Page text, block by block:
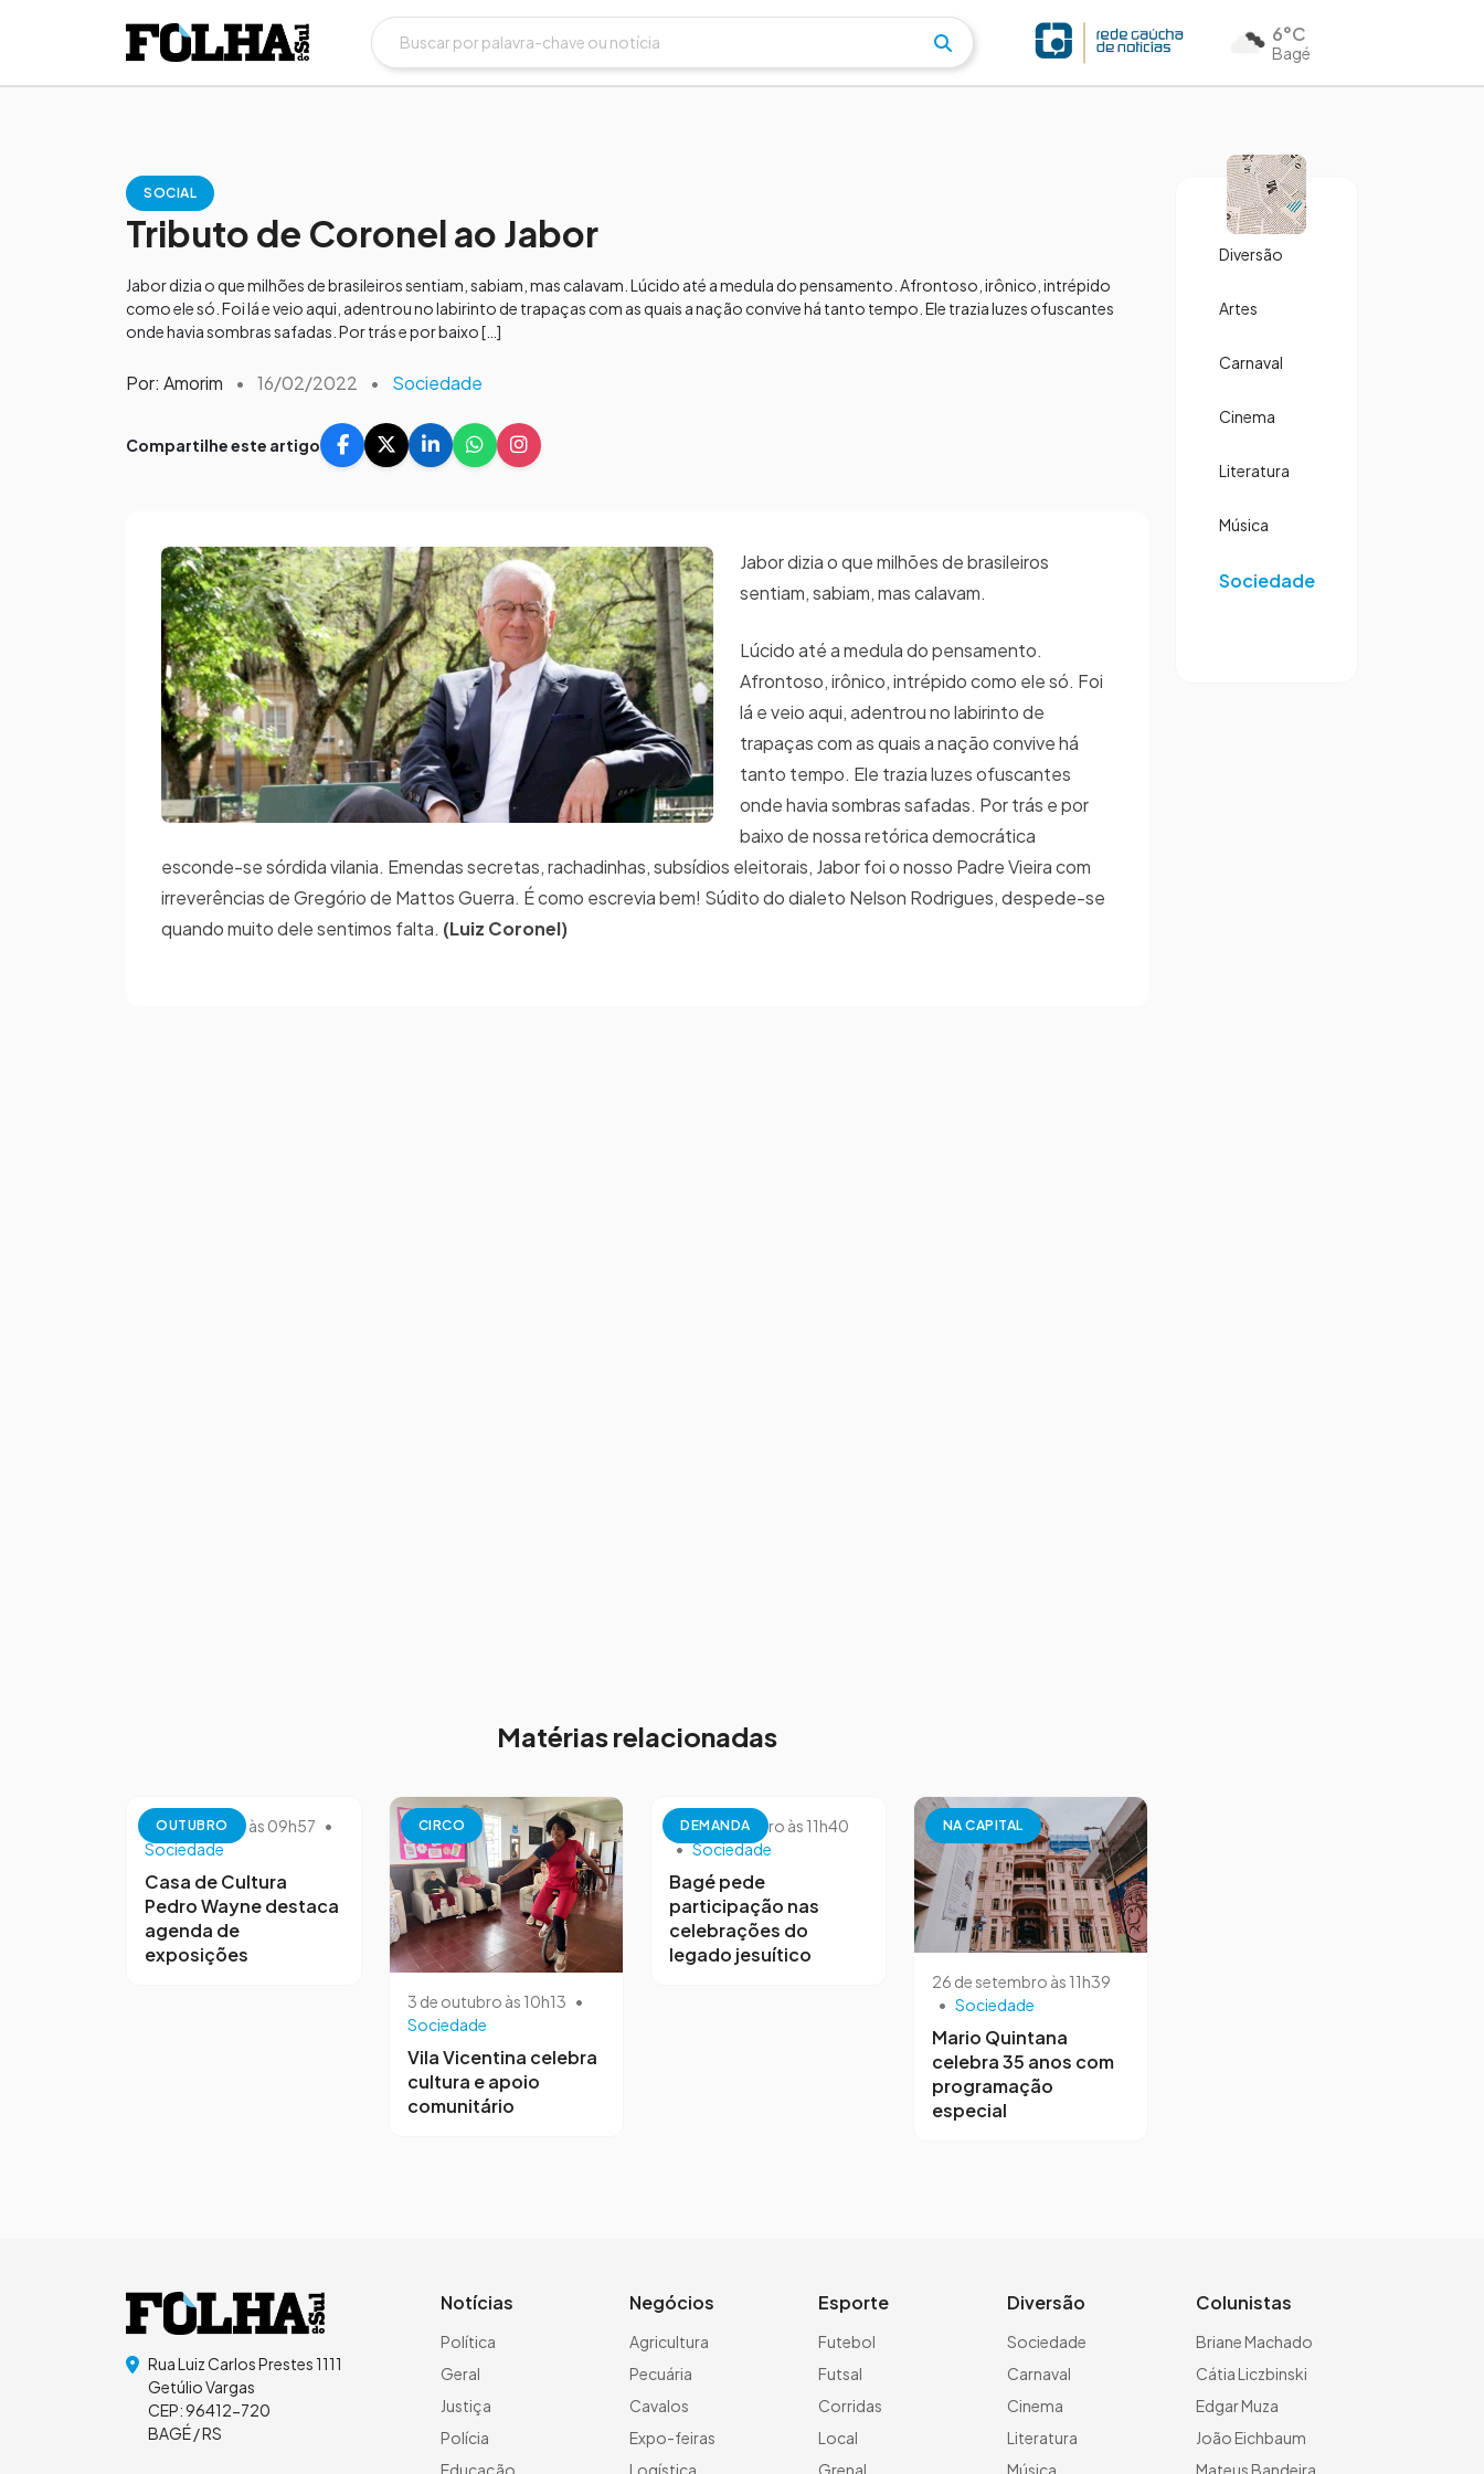
6°C
Bagé
SOCIAL
Tributo de Coronel ao Jabor
Jabor dizia o que milhões de brasileiros sentiam, sabiam, mas calavam. Lúcido até a medula do pensamento. Afrontoso, irônico, intrépido
como ele só. Foi lá e veio aqui, adentrou no labirinto de trapaças com as quais a nação convive há tanto tempo. Ele trazia luzes ofuscantes
onde havia sombras safadas. Por trás e por baixo […]
Por: Amorim • 16/02/2022 • Sociedade
Compartilhe este artigo
Jabor dizia o que milhões de brasileiros
sentiam, sabiam, mas calavam.
Lúcido até a medula do pensamento.
Afrontoso, irônico, intrépido como ele só. Foi
lá e veio aqui, adentrou no labirinto de
trapaças com as quais a nação convive há
tanto tempo. Ele trazia luzes ofuscantes
onde havia sombras safadas. Por trás e por
baixo de nossa retórica democrática
esconde-se sórdida vilania. Emendas secretas, rachadinhas, subsídios eleitorais, Jabor foi o nosso Padre Vieira com
irreverências de Gregório de Mattos Guerra. É como escrevia bem! Súdito do dialeto Nelson Rodrigues, despede-se
quando muito dele sentimos falta. (Luiz Coronel)
Matérias relacionadas
OUTUBRO
13 de outubro às 09h57 •
Sociedade
Casa de Cultura
Pedro Wayne destaca
agenda de
exposições
CIRCO
3 de outubro às 10h13 •
Sociedade
Vila Vicentina celebra
cultura e apoio
comunitário
DEMANDA
26 de setembro às 11h40
• Sociedade
Bagé pede
participação nas
celebrações do
legado jesuítico
NA CAPITAL
26 de setembro às 11h39
• Sociedade
Mario Quintana
celebra 35 anos com
programação
especial
Diversão
Artes
Carnaval
Cinema
Literatura
Música
Sociedade
Rua Luiz Carlos Prestes 1111
Getúlio Vargas
CEP: 96412-720
BAGÉ / RS
Notícias
Política
Geral
Justiça
Polícia
Educação
Negócios
Agricultura
Pecuária
Cavalos
Expo-feiras
Logística
Esporte
Futebol
Futsal
Corridas
Local
Grenal
Diversão
Sociedade
Carnaval
Cinema
Literatura
Música
Colunistas
Briane Machado
Cátia Liczbinski
Edgar Muza
João Eichbaum
Mateus Bandeira